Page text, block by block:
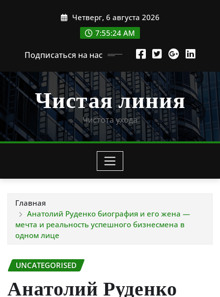
Четверг, 6 августа 2026
7:55:26 AM
Подписаться на нас
Чистая линия
Чистота ухода
Главная
Анатолий Руденко биография и его жена —
мечта и реальность успешного бизнесмена в
одном лице
UNCATEGORISED
Анатолий Руденко